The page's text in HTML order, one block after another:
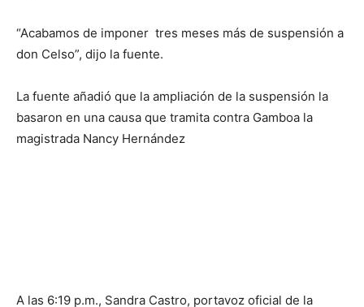
“Acabamos de imponer tres meses más de suspensión a
don Celso”, dijo la fuente.
La fuente añadió que la ampliación de la suspensión la
basaron en una causa que tramita contra Gamboa la
magistrada Nancy Hernández
A las 6:19 p.m., Sandra Castro, portavoz oficial de la